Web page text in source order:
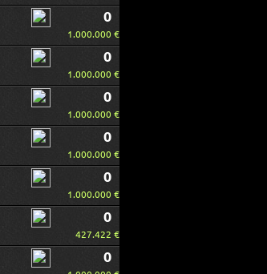
0
1.000.000 €
0
1.000.000 €
0
1.000.000 €
0
1.000.000 €
0
1.000.000 €
0
427.422 €
0